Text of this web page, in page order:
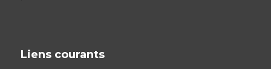
Liens courants